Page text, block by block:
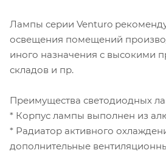
Лампы серии Venturo
освещения помещений
иного назначения с высокими
складов и пр.
Преимущества светодиодных
* Корпус лампы выполнен из
* Радиатор активного
дополнительные